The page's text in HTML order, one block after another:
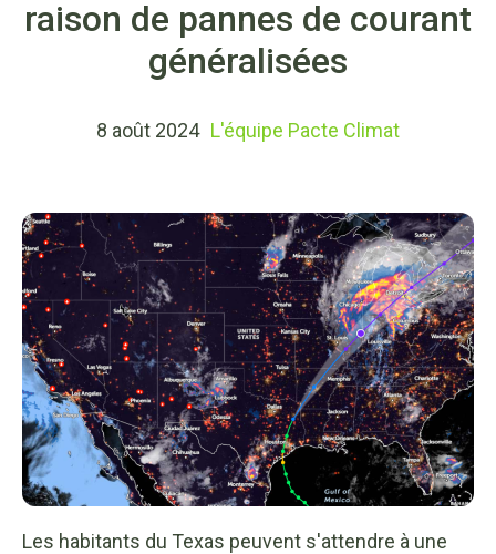
raison de pannes de courant
généralisées
8 août 2024 L'équipe Pacte Climat
Les habitants du Texas peuvent s'attendre à une